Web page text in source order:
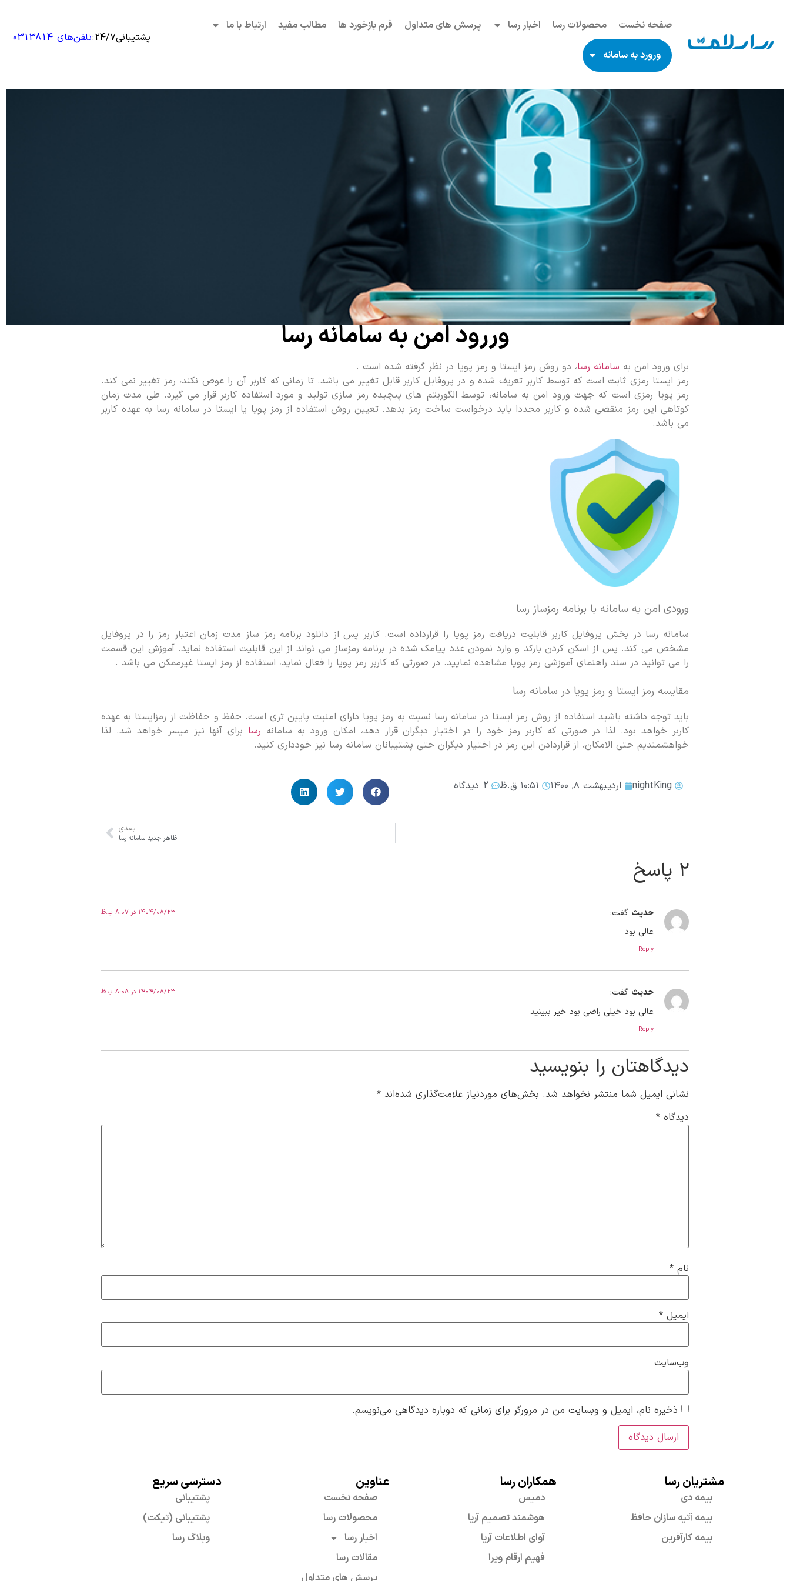
صفحه نخست محصولات رسا اخبار رسا پرسش های متداول فرم بازخورد ها مطالب مفید ارتباط با ما
ورورد به سامانه
پشتیبانی24/7 :تلفن‌های 0313814
وررود امن به سامانه رسا
برای ورود امن به سامانه رسا، دو روش رمز ایستا و رمز پویا در نظر گرفته شده است .
رمز ایستا رمزی ثابت است که توسط کاربر تعریف شده و در پروفایل کاربر قابل تغییر می باشد. تا زمانی که کاربر آن را عوض نکند، رمز تغییر نمی کند.
رمز پویا رمزی است که جهت ورود امن به سامانه، توسط الگوریتم های پیچیده رمز سازی تولید و مورد استفاده کاربر قرار می گیرد. طی مدت زمان
کوتاهی این رمز منقضی شده و کاربر مجددا باید درخواست ساخت رمز بدهد. تعیین روش استفاده از رمز پویا یا ایستا در سامانه رسا به عهده کاربر
می باشد.
ورودی امن به سامانه با برنامه رمزساز رسا
سامانه رسا در بخش پروفایل کاربر قابلیت دریافت رمز پویا را قرارداده است. کاربر پس از دانلود برنامه رمز ساز مدت زمان اعتبار رمز را در پروفایل
مشخص می کند. پس از اسکن کردن بارکد و وارد نمودن عدد پیامک شده در برنامه رمزساز می تواند از این قابلیت استفاده نماید. آموزش این قسمت
را می توانید در سند راهنمای آموزشی رمز پویا مشاهده نمایید. در صورتی که کاربر رمز پویا را فعال نماید، استفاده از رمز ایستا غیرممکن می باشد .
مقایسه رمز ایستا و رمز پویا در سامانه رسا
باید توجه داشته باشید استفاده از روش رمز ایستا در سامانه رسا نسبت به رمز پویا دارای امنیت پایین تری است. حفظ و حفاظت از رمزایستا به عهده
کاربر خواهد بود. لذا در صورتی که کاربر رمز خود را در اختیار دیگران قرار دهد، امکان ورود به سامانه رسا برای آنها نیز میسر خواهد شد. لذا
خواهشمندیم حتی الامکان، از قراردادن این رمز در اختیار دیگران حتی پشتیبانان سامانه رسا نیز خودداری کنید.
nightKing اردیبهشت ۸, ۱۴۰۰ ۱۰:۵۱ ق.ظ 2 دیدگاه
بعدی
ظاهر جدید سامانه رسا
۲ پاسخ
حدیث گفت: ۱۴۰۴/۰۸/۲۳ در ۸:۰۷ ب.ظ
عالی بود
Reply
حدیث گفت: ۱۴۰۴/۰۸/۲۳ در ۸:۰۸ ب.ظ
عالی بود خیلی راضی بود خیر ببینید
Reply
دیدگاهتان را بنویسید
نشانی ایمیل شما منتشر نخواهد شد. بخش‌های موردنیاز علامت‌گذاری شده‌اند *
دیدگاه *
نام *
ایمیل *
وب‌سایت
ذخیره نام، ایمیل و وبسایت من در مرورگر برای زمانی که دوباره دیدگاهی می‌نویسم.
مشتریان رسا
بیمه دی
بیمه آتیه سازان حافظ
بیمه کارآفرین
همکاران رسا
دمیس
هوشمند تصمیم آریا
آوای اطلاعات آریا
فهیم ارقام ویرا
عناوین
صفحه نخست
محصولات رسا
اخبار رسا
مقالات رسا
پرسش های متداول
دسترسی سریع
پشتیبانی
پشتیبانی (تیکت)
وبلاگ رسا